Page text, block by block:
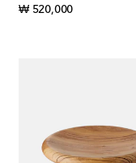
₩ 520,000original price